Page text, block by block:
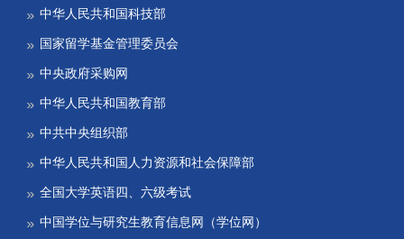
中华人民共和国科技部
国家留学基金管理委员会
中央政府采购网
中华人民共和国教育部
中共中央组织部
中华人民共和国人力资源和社会保障部
全国大学英语四、六级考试
中国学位与研究生教育信息网（学位网）